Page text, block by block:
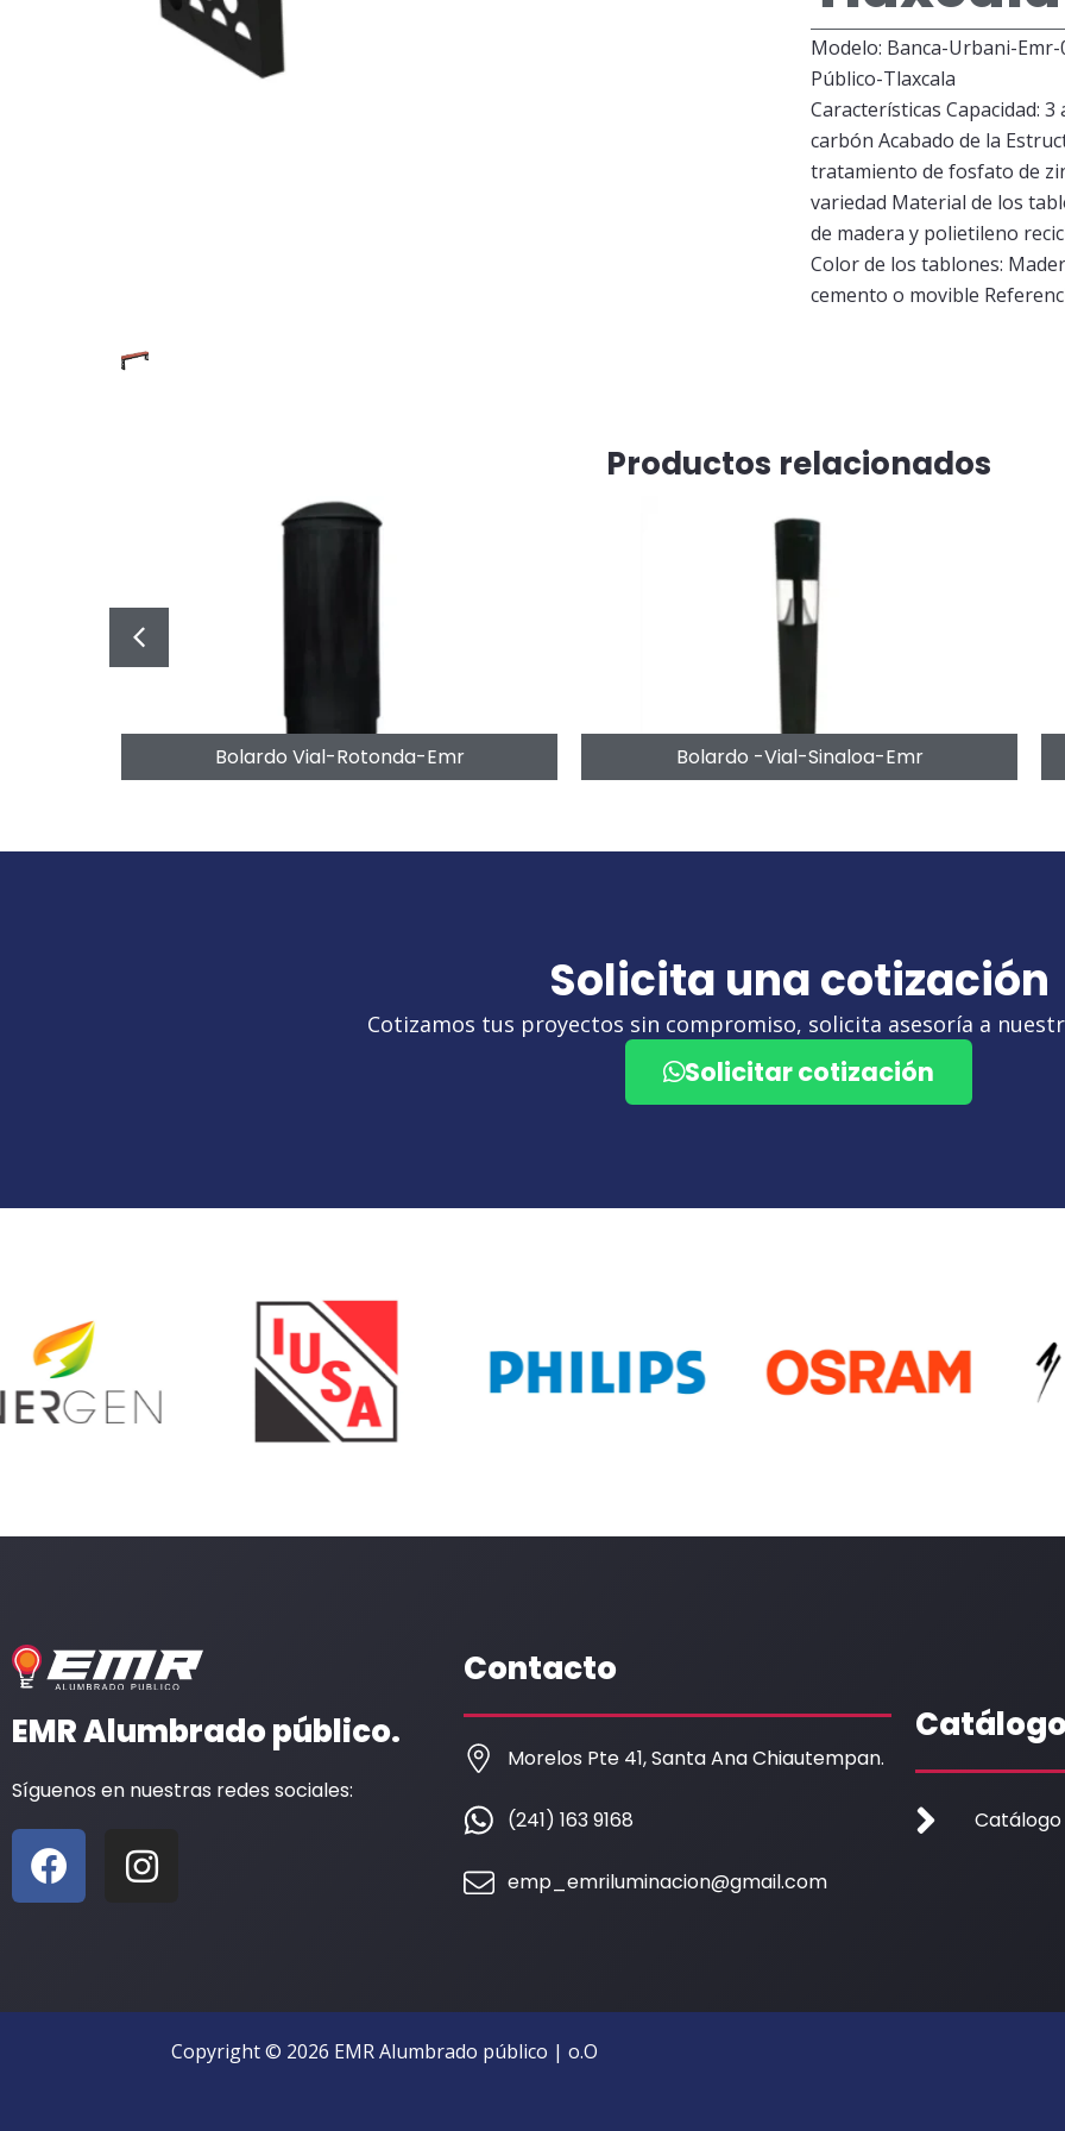
Modelo: Banca-Urbani-
Público-Tlaxcala
Características Capacidad:
carbón Acabado de la
tratamiento de fosfato de
variedad Material de los
de madera y polietileno
Color de los tablones:
cemento o movible
Productos relacionados
Bolardo Vial-Rotonda-Emr Bolardo -Vial-Sinaloa-Emr
Solicita una cotización
Cotizamos tus proyectos sin compromiso, solicita asesoría a
Solicitar cotización
EMR Alumbrado público.
Síguenos en nuestras redes sociales:
F
a
c
I
n
Contacto
Morelos Pte 41, Santa Ana Chiautempan.
(241) 163 9168
emp_emriluminacion@gmail.com
Catálogo
Copyright © 2026 EMR Alumbrado público | o.O